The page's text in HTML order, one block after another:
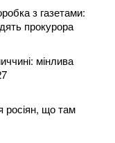
з газетами:
прокурора
мінлива
росіян, що там